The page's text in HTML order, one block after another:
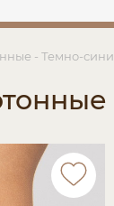
- Темно-